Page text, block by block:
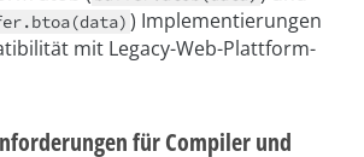
) Implementierungen
mit Legacy-Web-Plattform-
für Compiler und